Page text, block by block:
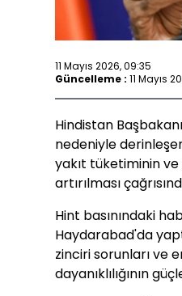
11 Mayıs 2026, 09:35
Güncelleme : 11 Mayıs
Hindistan
nedeniyle
yakıt tüketiminin ve
artırılması
Hint basınındaki
Haydarabad'da
zinciri sorunları ve
dayanıklılığının